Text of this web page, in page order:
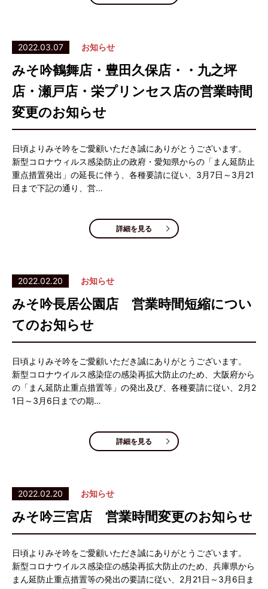
2022.03.07 お知らせ
みそ吟鶴舞店・豊田久保店・・九之坪
店・瀬戸店・栄プリンセス店の営業時間
変更のお知らせ
日頃よりみそ吟をご愛顧いただき誠にありがとうございます。
新型コロナウィルス感染防止の政府・愛知県からの「まん延防止
重点措置発出」の延長に伴う、各種要請に従い、3月7日～3月21
日まで下記の通り、営…
詳細を見る
2022.02.20 お知らせ
みそ吟長居公園店 営業時間短縮につい
てのお知らせ
日頃よりみそ吟をご愛顧いただき誠にありがとうございます。
新型コロナウイルス感染症の感染再拡大防止のため、大阪府から
の「まん延防止重点措置等」の発出及び、各種要請に従い、2月2
1日～3月6日までの期…
詳細を見る
2022.02.20 お知らせ
みそ吟三宮店 営業時間変更のお知らせ
日頃よりみそ吟をご愛顧いただき誠にありがとうございます。
新型コロナウイルス感染症の感染再拡大防止のため、兵庫県から
まん延防止重点措置等の発出の要請に従い、2月21日～3月6日ま